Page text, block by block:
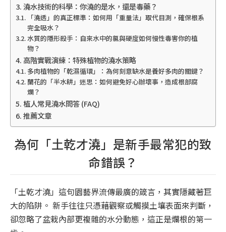
澆水技術的科學：你澆的是水，還是毒藥？
「澆透」的真正標準：如何用「重量法」取代目測，確保根系
完全吸水？
水質的隱形殺手：自來水中的氯與硬度如何慢性毒害你的植
物？
高階實戰演練：特殊植物的澆水策略
多肉植物的「乾濕循環」：為何刻意缺水是養好多肉的關鍵？
蘭花的「半水耕」迷思：如何避免好心辦壞事，造成根部腐
爛？
植人常見澆水問答 (FAQ)
推薦文章
為何「土乾才澆」是新手最常犯的致
命錯誤？
「土乾才澆」這句園藝界流傳最廣的箴言，其實隱藏著巨
大的陷阱。 新手往往只憑藉觀察或觸摸土壤表面來判斷，
卻忽略了盆栽內部更複雜的水分動態，這正是爛根的第一